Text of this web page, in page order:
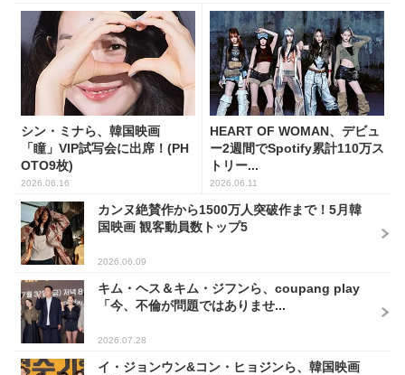
シン・ミナら、韓国映画
「瞳」VIP試写会に出席！(PH
OTO9枚)
2026.06.16
HEART OF WOMAN、デビュ
ー2週間でSpotify累計110万ス
トリー...
2026.06.11
カンヌ絶賛作から1500万人突破作まで！5月韓
国映画 観客動員数トップ5
2026.06.09
キム・ヘス＆キム・ジフンら、coupang play
「今、不倫が問題ではありませ...
2026.07.28
イ・ジョンウン&コン・ヒョジンら、韓国映画